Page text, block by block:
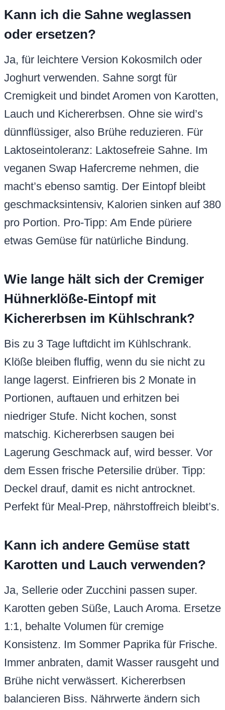
Kann ich die Sahne weglassen
oder ersetzen?
Ja, für leichtere Version Kokosmilch oder
Joghurt verwenden. Sahne sorgt für
Cremigkeit und bindet Aromen von Karotten,
Lauch und Kichererbsen. Ohne sie wird’s
dünnflüssiger, also Brühe reduzieren. Für
Laktoseintoleranz: Laktosefreie Sahne. Im
veganen Swap Hafercreme nehmen, die
macht’s ebenso samtig. Der Eintopf bleibt
geschmacksintensiv, Kalorien sinken auf 380
pro Portion. Pro-Tipp: Am Ende püriere
etwas Gemüse für natürliche Bindung.
Wie lange hält sich der Cremiger
Hühnerklöße-Eintopf mit
Kichererbsen im Kühlschrank?
Bis zu 3 Tage luftdicht im Kühlschrank.
Klöße bleiben fluffig, wenn du sie nicht zu
lange lagerst. Einfrieren bis 2 Monate in
Portionen, auftauen und erhitzen bei
niedriger Stufe. Nicht kochen, sonst
matschig. Kichererbsen saugen bei
Lagerung Geschmack auf, wird besser. Vor
dem Essen frische Petersilie drüber. Tipp:
Deckel drauf, damit es nicht antrocknet.
Perfekt für Meal-Prep, nährstoffreich bleibt’s.
Kann ich andere Gemüse statt
Karotten und Lauch verwenden?
Ja, Sellerie oder Zucchini passen super.
Karotten geben Süße, Lauch Aroma. Ersetze
1:1, behalte Volumen für cremige
Konsistenz. Im Sommer Paprika für Frische.
Immer anbraten, damit Wasser rausgeht und
Brühe nicht verwässert. Kichererbsen
balancieren Biss. Nährwerte ändern sich